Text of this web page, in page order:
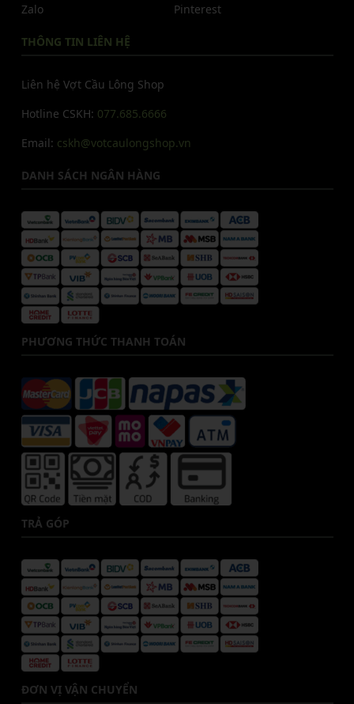
Zalo
Pinterest
THÔNG TIN LIÊN HỆ
Liên hệ Vợt Cầu Lông Shop
Hotline CSKH: 077.685.6666
Email: cskh@votcaulongshop.vn
DANH SÁCH NGÂN HÀNG
PHƯƠNG THỨC THANH TOÁN
TRẢ GÓP
ĐƠN VỊ VẬN CHUYỂN